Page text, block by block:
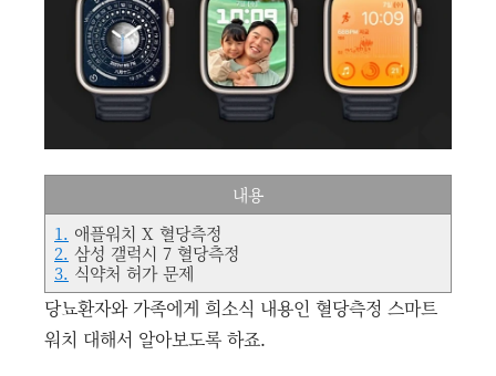
내용
1. 애플워치 X 혈당측정
2. 삼성 갤럭시 7 혈당측정
3. 식약처 허가 문제
당뇨환자와 가족에게 희소식 내용인 혈당측정 스마트
워치 대해서 알아보도록 하죠.